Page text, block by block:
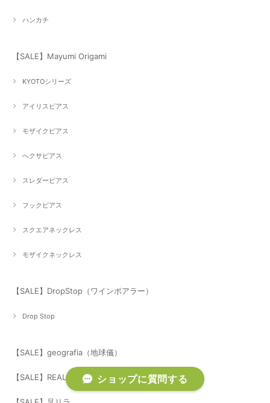
ハンカチ
【SALE】Mayumi Origami
KYOTOシリーズ
アイリスピアス
モザイクピアス
へクサピアス
スレダーピアス
フックピアス
スクエアネックレス
モザイクネックレス
【SALE】DropStop（ワインポアラー）
Drop Stop
【SALE】geografia（地球儀）
【SALE】REALFAKE（折り紙）ショップに質問する